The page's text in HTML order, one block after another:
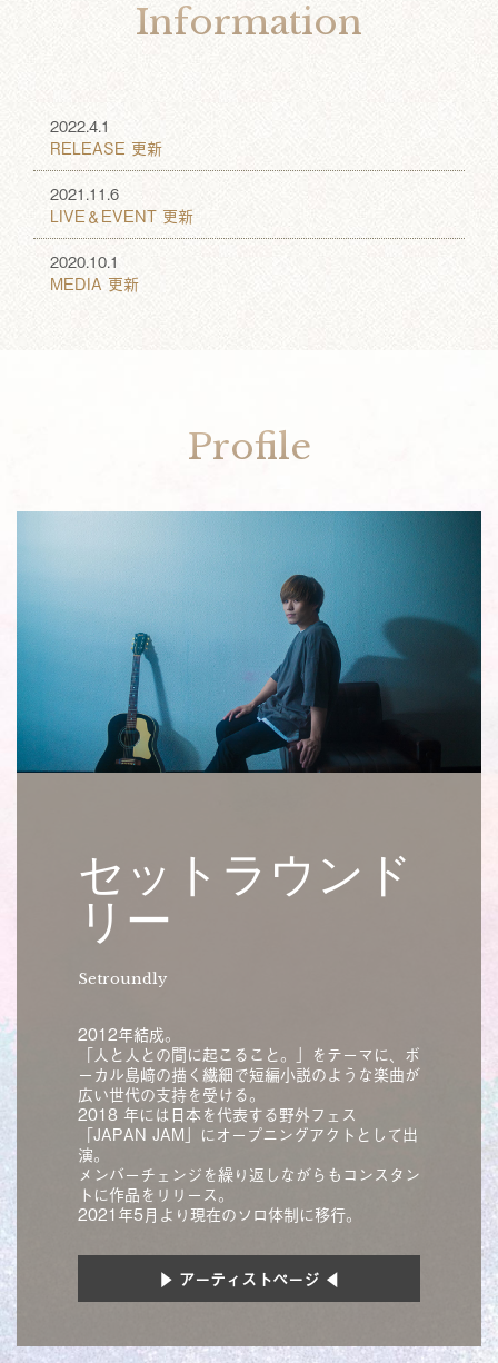
Information
2022.4.1
RELEASE 更新
2021.11.6
LIVE＆EVENT 更新
2020.10.1
MEDIA 更新
Profile
セットラウンド
リー
Setroundly
2012年結成。
「人と人との間に起こること。」をテーマに、ボ
ーカル島﨑の描く繊細で短編小説のような楽曲が
広い世代の支持を受ける。
2018 年には日本を代表する野外フェス
「JAPAN JAM」にオープニングアクトとして出
演。
メンバーチェンジを繰り返しながらもコンスタン
トに作品をリリース。
2021年5月より現在のソロ体制に移行。
▶ アーティストページ ◀